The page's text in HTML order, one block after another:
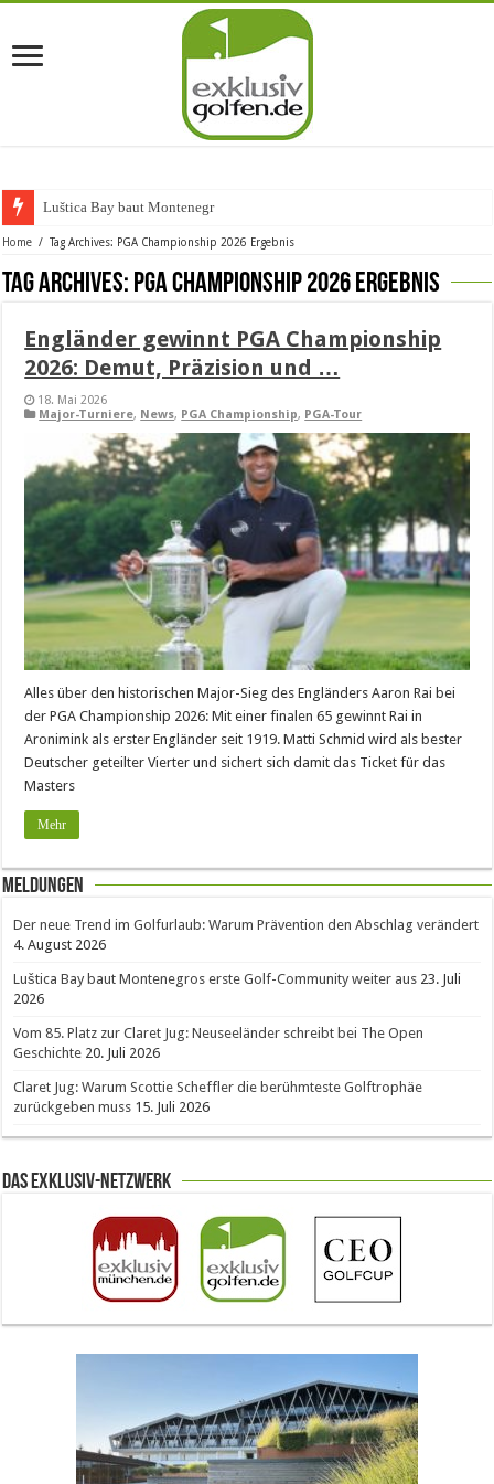
Luštica Bay baut Montenegros er
Home / Tag Archives: PGA Championship 2026 Ergebnis
Tag Archives: PGA Championship 2026 Ergebnis
Engländer gewinnt PGA Championship
2026: Demut, Präzision und …
18. Mai 2026
Major-Turniere, News, PGA Championship, PGA-Tour
Alles über den historischen Major-Sieg des Engländers Aaron Rai bei
der PGA Championship 2026: Mit einer finalen 65 gewinnt Rai in
Aronimink als erster Engländer seit 1919. Matti Schmid wird als bester
Deutscher geteilter Vierter und sichert sich damit das Ticket für das
Masters
Mehr
Meldungen
Der neue Trend im Golfurlaub: Warum Prävention den Abschlag verändert
4. August 2026
Luštica Bay baut Montenegros erste Golf-Community weiter aus 23. Juli
2026
Vom 85. Platz zur Claret Jug: Neuseeländer schreibt bei The Open
Geschichte 20. Juli 2026
Claret Jug: Warum Scottie Scheffler die berühmteste Golftrophäe
zurückgeben muss 15. Juli 2026
Das Exklusiv-Netzwerk